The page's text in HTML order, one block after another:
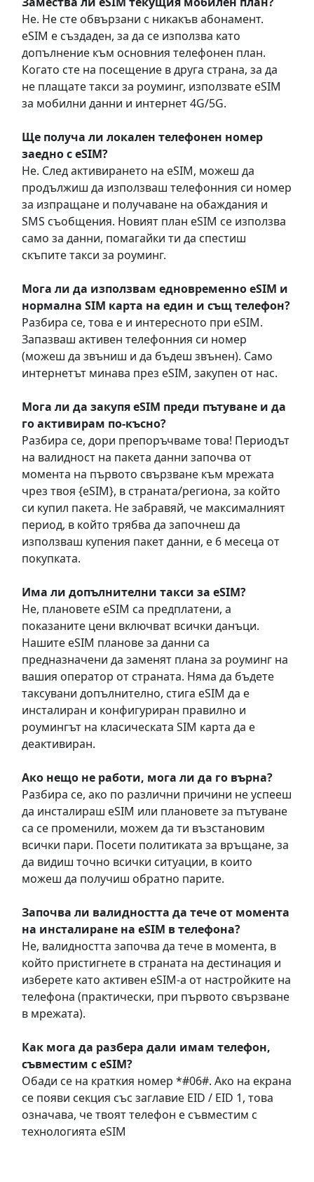
Не. Не сте обвързани с никакъв абонамент.
eSIM е създаден, за да се използва като
допълнение към основния телефонен план.
Когато сте на посещение в друга страна, за да
не плащате такси за роуминг, използвате eSIM
за мобилни данни и интернет 4G/5G.
Ще получа ли локален телефонен номер
заедно с eSIM?
Не. След активирането на eSIM, можеш да
продължиш да използваш телефонния си номер
за изпращане и получаване на обаждания и
SMS съобщения. Новият план eSIM се използва
само за данни, помагайки ти да спестиш
скъпите такси за роуминг.
Мога ли да използвам едновременно eSIM и
нормална SIM карта на един и същ телефон?
Разбира се, това е и интересното при eSIM.
Запазваш активен телефонния си номер
(можеш да звъниш и да бъдеш звънен). Само
интернетът минава през eSIM, закупен от нас.
Мога ли да закупя eSIM преди пътуване и да
го активирам по-късно?
Разбира се, дори препоръчваме това! Периодът
на валидност на пакета данни започва от
момента на първото свързване към мрежата
чрез твоя {eSIM}, в страната/региона, за който
си купил пакета. Не забравяй, че максималният
период, в който трябва да започнеш да
използваш купения пакет данни, е 6 месеца от
покупката.
Има ли допълнителни такси за eSIM?
Не, плановете eSIM са предплатени, а
показаните цени включват всички данъци.
Нашите eSIM планове за данни са
предназначени да заменят плана за роуминг на
вашия оператор от страната. Няма да бъдете
таксувани допълнително, стига eSIM да е
инсталиран и конфигуриран правилно и
роумингът на класическата SIM карта да е
деактивиран.
Ако нещо не работи, мога ли да го върна?
Разбира се, ако по различни причини не успееш
да инсталираш eSIM или плановете за пътуване
са се променили, можем да ти възстановим
всички пари. Посети политиката за връщане, за
да видиш точно всички ситуации, в които
можеш да получиш обратно парите.
Започва ли валидността да тече от момента
на инсталиране на eSIM в телефона?
Не, валидността започва да тече в момента, в
който пристигнете в страната на дестинация и
изберете като активен eSIM-а от настройките на
телефона (практически, при първото свързване
в мрежата).
Как мога да разбера дали имам телефон,
съвместим с eSIM?
Обади се на краткия номер *#06#. Ако на екрана
се появи секция със заглавие EID / EID 1, това
означава, че твоят телефон е съвместим с
технологията eSIM